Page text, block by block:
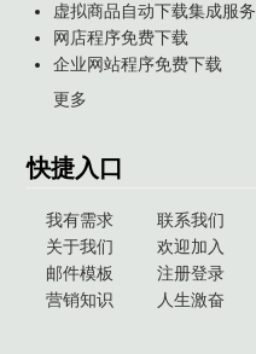
虚拟商品自动下载集成服务
网店程序免费下载
企业网站程序免费下载
更多
快捷入口
我有需求
联系我们
关于我们
欢迎加入
邮件模板
注册登录
营销知识
人生激奋